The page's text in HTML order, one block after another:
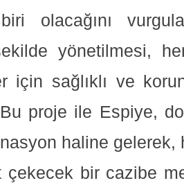
olacağını
yönetilmesi,
için sağlıklı ve
Bu proje ile Espiye,
haline gelerek,
çekecek bir cazibe